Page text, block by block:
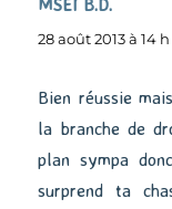
MSEI B.D.
28 août 2013 à 14
Bien réussie
la branche de
plan sympa
surprend ta